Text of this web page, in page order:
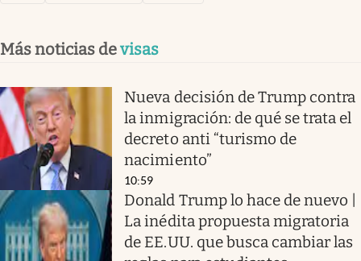
Más noticias devisas
Nueva decisión de Trump contra
la inmigración: de qué se trata el
decreto anti “turismo de
nacimiento”
10:59
Donald Trump lo hace de nuevo |
La inédita propuesta migratoria
de EE.UU. que busca cambiar las